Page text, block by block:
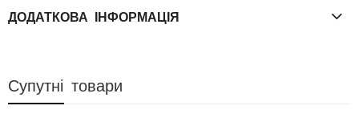
ДОДАТКОВА ІНФОРМАЦІЯ
Супутні товари